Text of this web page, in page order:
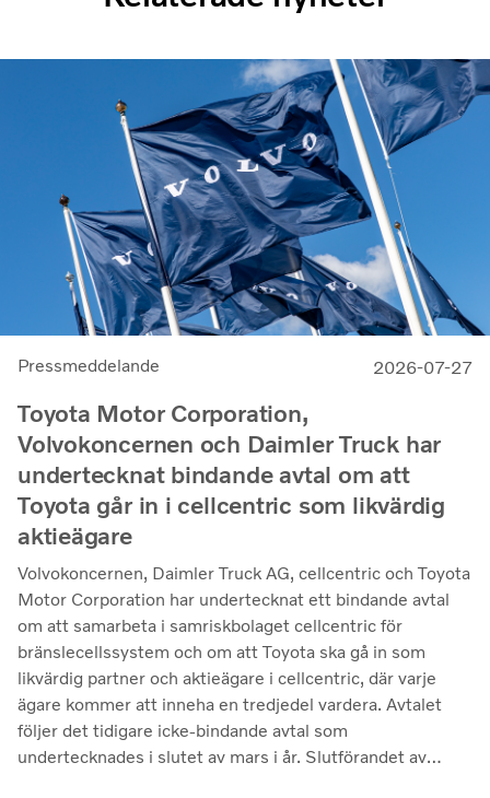
Pressmeddelande 2026-07-27
Toyota Motor Corporation,
Volvokoncernen och Daimler Truck har
undertecknat bindande avtal om att
Toyota går in i cellcentric som likvärdig
aktieägare
Volvokoncernen, Daimler Truck AG, cellcentric och Toyota
Motor Corporation har undertecknat ett bindande avtal
om att samarbeta i samriskbolaget cellcentric för
bränslecellssystem och om att Toyota ska gå in som
likvärdig partner och aktieägare i cellcentric, där varje
ägare kommer att inneha en tredjedel vardera. Avtalet
följer det tidigare icke-bindande avtal som
undertecknades i slutet av mars i år. Slutförandet av